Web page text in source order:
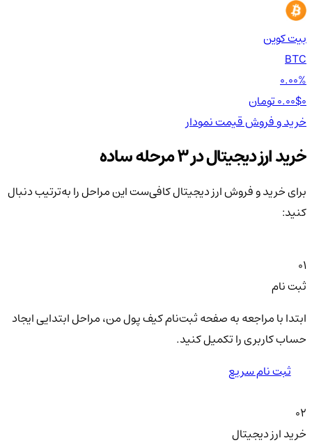
بیت کوین
BTC
0.00%
0.00$
خرید و فروشقیمتنمودار
خرید ارز دیجیتال در 3 مرحله ساده
برای خرید و فروش ارز دیجیتال کافی‌ست این مراحل را به‌ترتیب دنبال
کنید:
01
ثبت نام
ابتدا با مراجعه به صفحه ثبت‌نام کیف‌ پول من، مراحل ابتدایی ایجاد
حساب کاربری را تکمیل کنید.
ثبت نام سریع
02
خرید ارز دیجیتال